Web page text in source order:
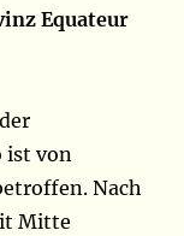
Equateur
ist von
Nach
Mitte